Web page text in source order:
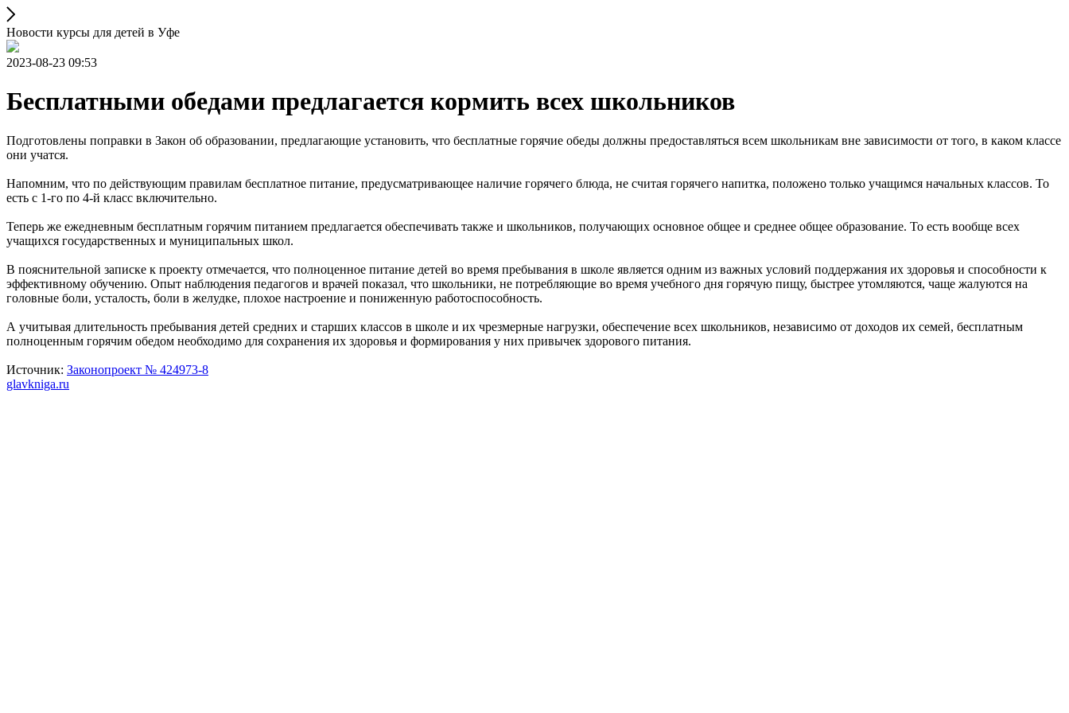
Новости курсы для детей в Уфе
2023-08-23 09:53
Бесплатными обедами предлагается кормить всех школьников
Подготовлены поправки в Закон об образовании, предлагающие установить, что бесплатные горячие обеды должны предоставляться всем школьникам вне зависимости от того, в каком классе
они учатся.
Напомним, что по действующим правилам бесплатное питание, предусматривающее наличие горячего блюда, не считая горячего напитка, положено только учащимся начальных классов. То
есть с 1-го по 4-й класс включительно.
Теперь же ежедневным бесплатным горячим питанием предлагается обеспечивать также и школьников, получающих основное общее и среднее общее образование. То есть вообще всех
учащихся государственных и муниципальных школ.
В пояснительной записке к проекту отмечается, что полноценное питание детей во время пребывания в школе является одним из важных условий поддержания их здоровья и способности к
эффективному обучению. Опыт наблюдения педагогов и врачей показал, что школьники, не потребляющие во время учебного дня горячую пищу, быстрее утомляются, чаще жалуются на
головные боли, усталость, боли в желудке, плохое настроение и пониженную работоспособность.
А учитывая длительность пребывания детей средних и старших классов в школе и их чрезмерные нагрузки, обеспечение всех школьников, независимо от доходов их семей, бесплатным
полноценным горячим обедом необходимо для сохранения их здоровья и формирования у них привычек здорового питания.
Источник: Законопроект № 424973-8
glavkniga.ru